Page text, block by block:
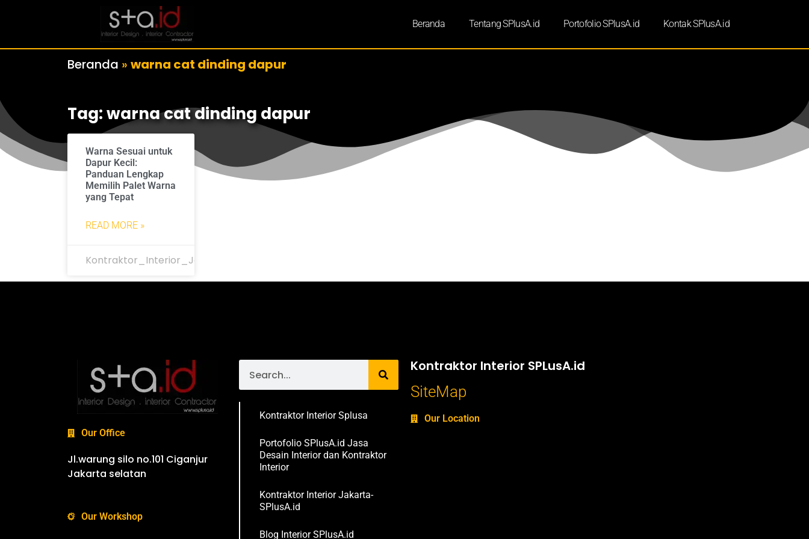
Beranda Tentang SPlusA.id Portofolio SPlusA.id Kontak SPlusA.id
Beranda » warna cat dinding dapur
Tag: warna cat dinding dapur
Warna Sesuai untuk
Dapur Kecil:
Panduan Lengkap
Memilih Palet Warna
yang Tepat
READ MORE »
Kontraktor_Interior_Jakarta
Our Office
Jl.warung silo no.101 Ciganjur
Jakarta selatan
Our Workshop
Kontraktor Interior Splusa
Portofolio SPlusA.id Jasa
Desain Interior dan Kontraktor
Interior
Kontraktor Interior Jakarta-
SPlusA.id
Blog Interior SPlusA.id
Kontraktor Interior SPLusA.id
SiteMap
Our Location